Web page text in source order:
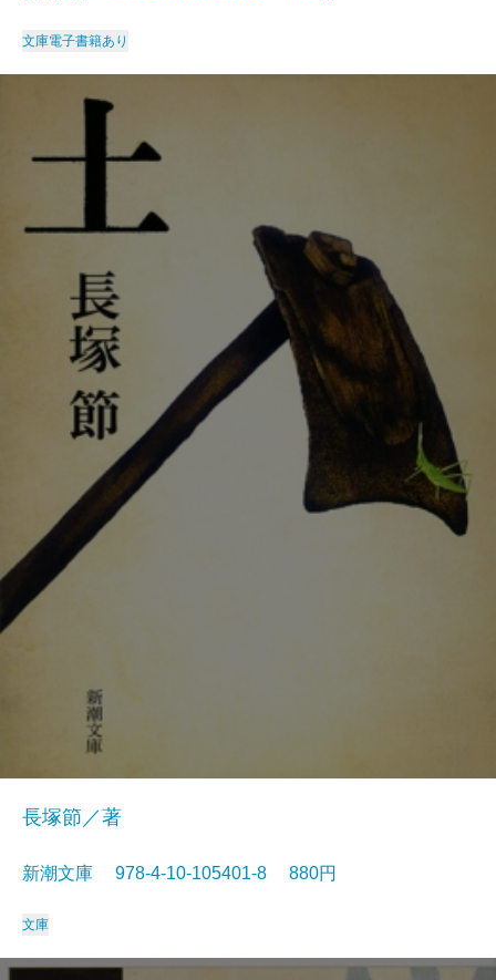
文庫電子書籍あり
長塚節／著
新潮文庫 978-4-10-105401-8 880円
文庫